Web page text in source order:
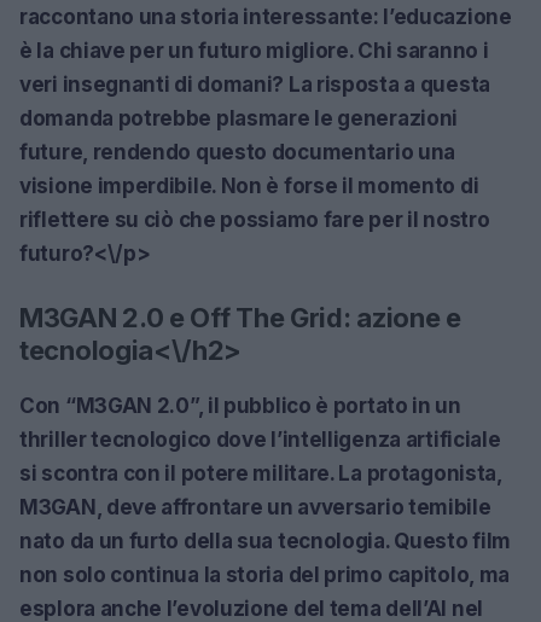
raccontano una storia interessante: l’educazione
è la chiave per un futuro migliore. Chi saranno i
veri insegnanti di domani? La risposta a questa
domanda potrebbe plasmare le generazioni
future, rendendo questo documentario una
visione imperdibile. Non è forse il momento di
riflettere su ciò che possiamo fare per il nostro
futuro?<\/p>
M3GAN 2.0 e Off The Grid: azione e
tecnologia<\/h2>
Con “M3GAN 2.0”, il pubblico è portato in un
thriller tecnologico dove l’intelligenza artificiale
si scontra con il potere militare. La protagonista,
M3GAN, deve affrontare un avversario temibile
nato da un furto della sua tecnologia. Questo film
non solo continua la storia del primo capitolo, ma
esplora anche l’evoluzione del tema dell’AI nel